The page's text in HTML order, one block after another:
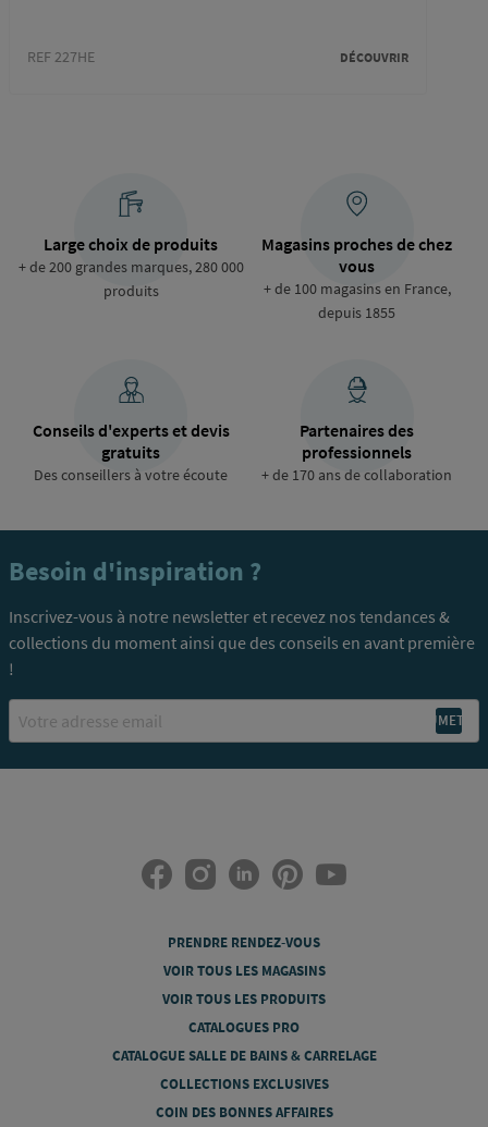
REF 227HE DÉCOUVRIR
Large choix de produits
+ de 200 grandes marques, 280 000
produits
Magasins proches de chez
vous
+ de 100 magasins en France,
depuis 1855
Conseils d'experts et devis
gratuits
Des conseillers à votre écoute
Partenaires des
professionnels
+ de 170 ans de collaboration
Besoin d'inspiration ?
Inscrivez-vous à notre newsletter et recevez nos tendances &
collections du moment ainsi que des conseils en avant première
!
Email
PRENDRE RENDEZ-VOUS
VOIR TOUS LES MAGASINS
VOIR TOUS LES PRODUITS
CATALOGUES PRO
CATALOGUE SALLE DE BAINS & CARRELAGE
COLLECTIONS EXCLUSIVES
COIN DES BONNES AFFAIRES